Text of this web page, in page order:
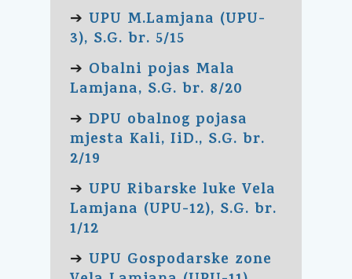
➔ UPU M.Lamjana (UPU-
3), S.G. br. 5/15
➔ Obalni pojas Mala
Lamjana, S.G. br. 8/20
➔ DPU obalnog pojasa
mjesta Kali, IiD., S.G. br.
2/19
➔ UPU Ribarske luke Vela
Lamjana (UPU-12), S.G. br.
1/12
➔ UPU Gospodarske zone